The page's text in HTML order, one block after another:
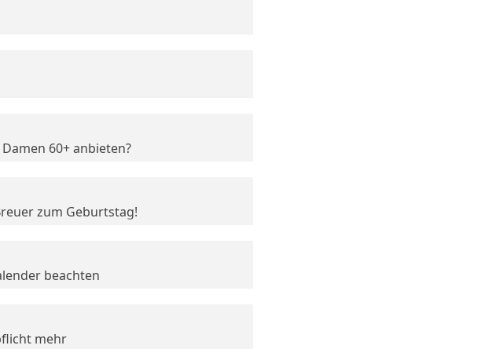
60+ anbieten?
zum Geburtstag!
beachten
mehr